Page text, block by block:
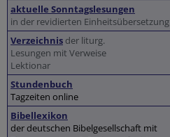
aktuelle Sonntagslesungen
in der revidierten Einheitsübersetzung
Verzeichnis der liturg.
Lesungen mit Verweise
Lektionar
Stundenbuch
Tagzeiten online
Bibellexikon
der deutschen Bibelgesellschaft mit